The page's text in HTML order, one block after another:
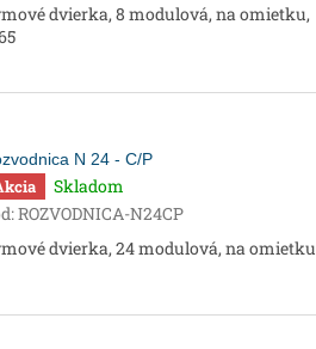
dvierka, 8 modulová, na omietku,
N 24 - C/P
Skladom
ROZVODNICA-N24CP
dvierka, 24 modulová, na omietku